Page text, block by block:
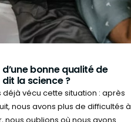
bonne qualité de
la science ?
déjà vécu cette situation : après
nous avons plus de difficultés à